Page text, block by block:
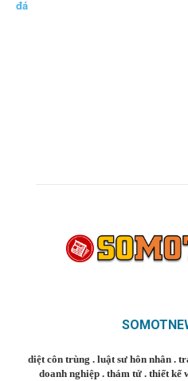
đá
diệt côn trùng . luật sư hôn nhân .
doanh nghiệp . thám tử . thiết kế